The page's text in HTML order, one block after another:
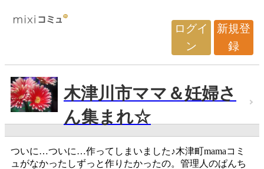
ログイ
ン
新規登
録
木津川市ママ＆妊婦さ
ん集まれ☆
ついに…ついに…作ってしまいました♪木津町mamaコミ
ュがなかったしずっと作りたかったの。管理人のぱんち